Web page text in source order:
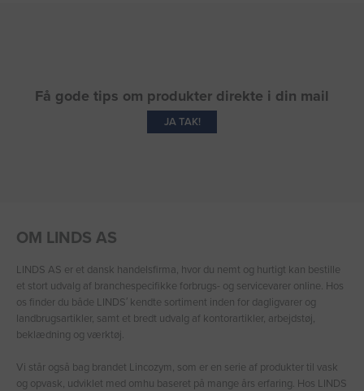
Få gode tips om produkter direkte i din mail
JA TAK!
OM LINDS AS
LINDS AS er et dansk handelsfirma, hvor du nemt og hurtigt kan bestille
et stort udvalg af branchespecifikke forbrugs- og servicevarer online. Hos
os finder du både LINDS′ kendte sortiment inden for dagligvarer og
landbrugsartikler, samt et bredt udvalg af kontorartikler, arbejdstøj,
beklædning og værktøj.
Vi står også bag brandet Lincozym, som er en serie af produkter til vask
og opvask, udviklet med omhu baseret på mange års erfaring. Hos LINDS